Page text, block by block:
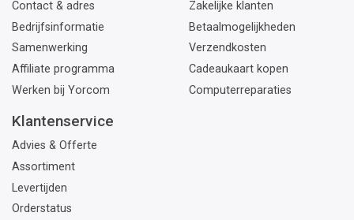
Contact & adres
Bedrijfsinformatie
Samenwerking
Affiliate programma
Werken bij Yorcom
Zakelijke klanten
Betaalmogelijkheden
Verzendkosten
Cadeaukaart kopen
Computerreparaties
Klantenservice
Advies & Offerte
Assortiment
Levertijden
Orderstatus